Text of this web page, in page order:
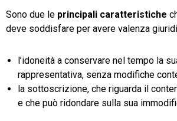
Sono due le principali caratteristiche
deve soddisfare per avere valenza
l’idoneità a conservare nel tempo la
rappresentativa, senza modifiche
la sottoscrizione, che riguarda il
e che può ridondare sulla sua